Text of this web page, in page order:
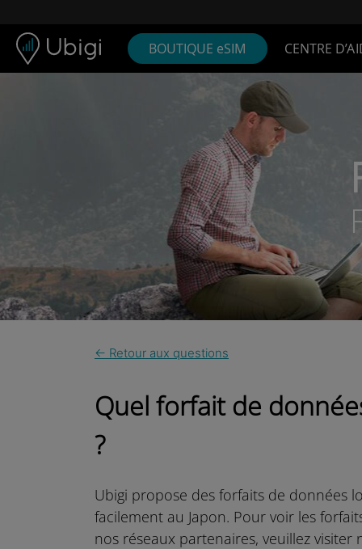
BOUTIQUE eSIM CENTRE
← Retour aux questions
Quel forfait de
?
Ubigi propose des forfaits de données
facilement au Japon. Pour voir les
nos réseaux partenaires, veuillez